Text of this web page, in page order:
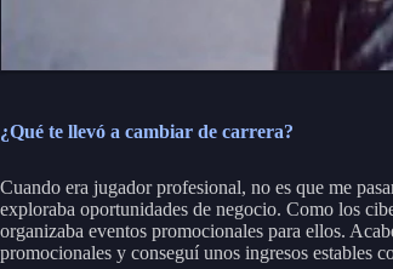
¿Qué te llevó a cambiar de carrera?
Cuando era jugador profesional, no es que me
exploraba oportunidades de negocio. Como los
organizaba eventos promocionales para ellos.
promocionales y conseguí unos ingresos estables